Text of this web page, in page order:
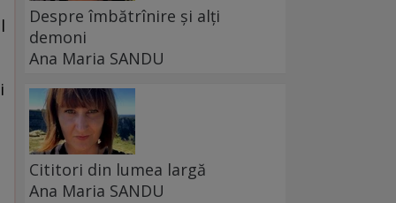
Despre îmbătrînire și alți
demoni
Ana Maria SANDU
Cititori din lumea largă
Ana Maria SANDU